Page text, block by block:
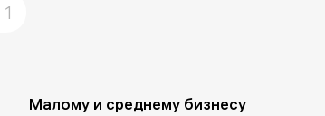
1
Малому и среднему бизнесу